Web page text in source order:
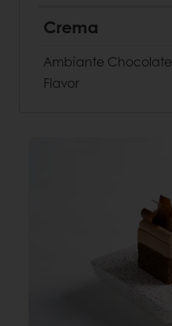
Crema
Ambiante Chocolate
Flavor